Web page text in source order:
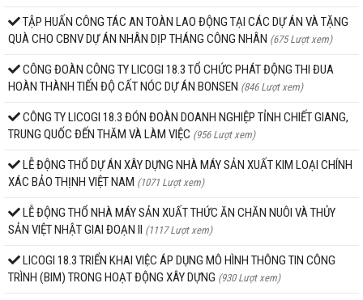
TẬP HUẤN CÔNG TÁC AN TOÀN LAO ĐỘNG TẠI CÁC DỰ ÁN VÀ TẶNG
QUÀ CHO CBNV DỰ ÁN NHÂN DỊP THÁNG CÔNG NHÂN (675 Lượt xem)
CÔNG ĐOÀN CÔNG TY LICOGI 18.3 TỔ CHỨC PHÁT ĐỘNG THI ĐUA
HOÀN THÀNH TIẾN ĐỘ CẤT NÓC DỰ ÁN BONSEN (846 Lượt xem)
CÔNG TY LICOGI 18.3 ĐÓN ĐOÀN DOANH NGHIỆP TỈNH CHIẾT GIANG,
TRUNG QUỐC ĐẾN THĂM VÀ LÀM VIỆC (956 Lượt xem)
LỄ ĐỘNG THỔ DỰ ÁN XÂY DỰNG NHÀ MÁY SẢN XUẤT KIM LOẠI CHÍNH
XÁC BẢO THỊNH VIỆT NAM (1071 Lượt xem)
LỄ ĐỘNG THỔ NHÀ MÁY SẢN XUẤT THỨC ĂN CHĂN NUÔI VÀ THỦY
SẢN VIỆT NHẬT GIAI ĐOẠN II (1117 Lượt xem)
LICOGI 18.3 TRIỂN KHAI VIỆC ÁP DỤNG MÔ HÌNH THÔNG TIN CÔNG
TRÌNH (BIM) TRONG HOẠT ĐỘNG XÂY DỰNG (930 Lượt xem)